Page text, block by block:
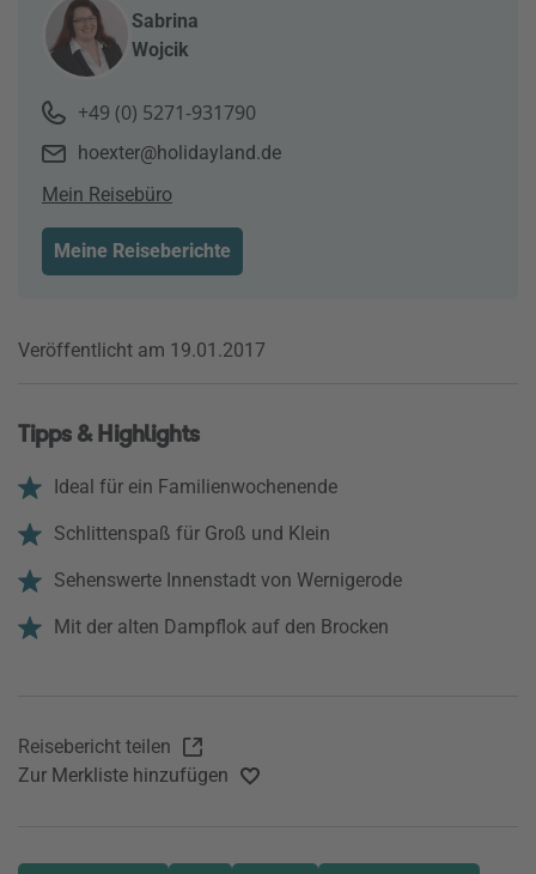
Sabrina
Wojcik
+49 (0) 5271-931790
hoexter@holidayland.de
Mein Reisebüro
Meine Reiseberichte
Veröffentlicht am 19.01.2017
Tipps & Highlights
Ideal für ein Familienwochenende
Schlittenspaß für Groß und Klein
Sehenswerte Innenstadt von Wernigerode
Mit der alten Dampflok auf den Brocken
Reisebericht teilen
Zur Merkliste hinzufügen